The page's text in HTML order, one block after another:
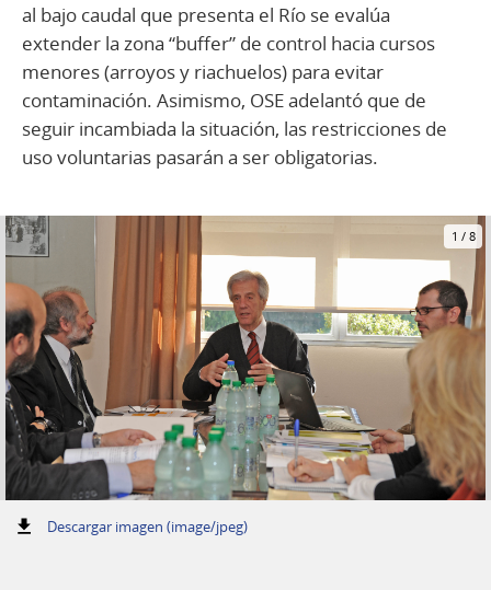
al bajo caudal que presenta el Río se evalúa
extender la zona “buffer” de control hacia cursos
menores (arroyos y riachuelos) para evitar
contaminación. Asimismo, OSE adelantó que de
seguir incambiada la situación, las restricciones de
uso voluntarias pasarán a ser obligatorias.
1 / 8
Descargar imagen (image/jpeg):